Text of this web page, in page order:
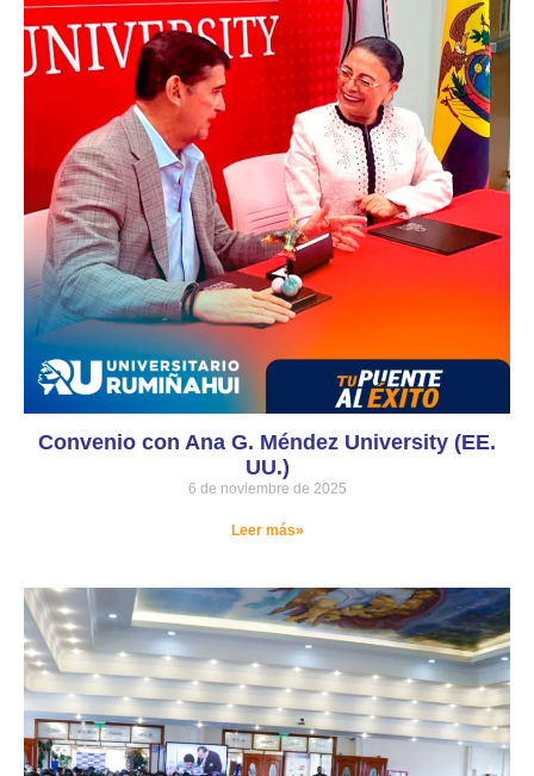
Convenio con Ana G. Méndez University (EE.
UU.)
6 de noviembre de 2025
Leer más»